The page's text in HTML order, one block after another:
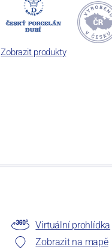
Zobrazit produkty
Virtuální prohlídka
Zobrazit na mapě